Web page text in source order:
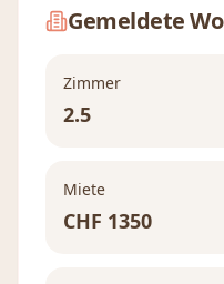
Gemeldete
Zimmer
2.5
Miete
CHF 1350